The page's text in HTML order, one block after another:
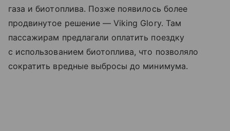
газа и биотоплива. Позже появилось более
продвинутое решение — Viking Glory. Там
пассажирам предлагали оплатить поездку
с использованием биотоплива, что позволяло
сократить вредные выбросы до минимума.